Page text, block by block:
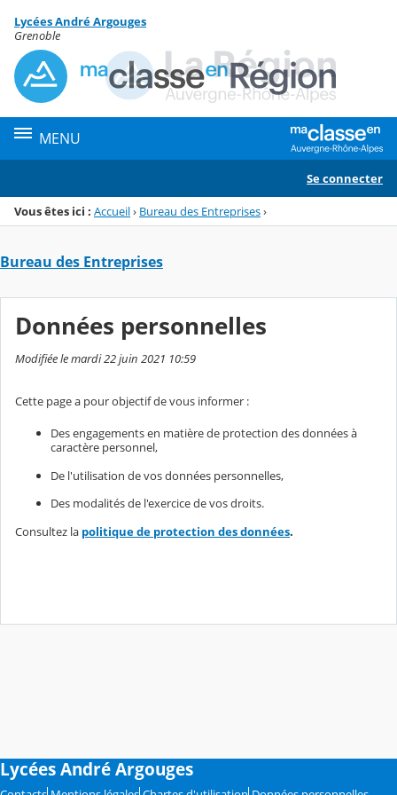
Menu de la rubrique
Contenu
Lycées André Argouges
Grenoble
MENU
Se connecter
Vous êtes ici : Accueil› Bureau des Entreprises›
Bureau des Entreprises
Données personnelles
Modifiée le mardi 22 juin 2021 10:59
Cette page a pour objectif de vous informer :
Des engagements en matière de protection des données à
caractère personnel,
De l'utilisation de vos données personnelles,
Des modalités de l'exercice de vos droits.
Consultez la politique de protection des données.
Lycées André Argouges